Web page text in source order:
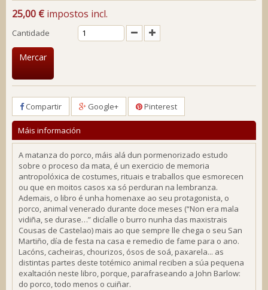
25,00 € impostos incl.
Cantidade
Mercar
Compartir Google+ Pinterest
Máis información
A matanza do porco, máis alá dun pormenorizado estudo
sobre o proceso da mata, é un exercicio de memoria
antropolóxica de costumes, rituais e traballos que esmorecen
ou que en moitos casos xa só perduran na lembranza.
Ademais, o libro é unha homenaxe ao seu protagonista, o
porco, animal venerado durante doce meses (“Non era mala
vidiña, se durase…” dicíalle o burro nunha das maxistrais
Cousas de Castelao) mais ao que sempre lle chega o seu San
Martiño, día de festa na casa e remedio de fame para o ano.
Lacóns, cacheiras, chourizos, ósos de soá, paxarela... as
distintas partes deste totémico animal reciben a súa pequena
exaltación neste libro, porque, parafraseando a John Barlow:
do porco, todo menos o cuiñar.